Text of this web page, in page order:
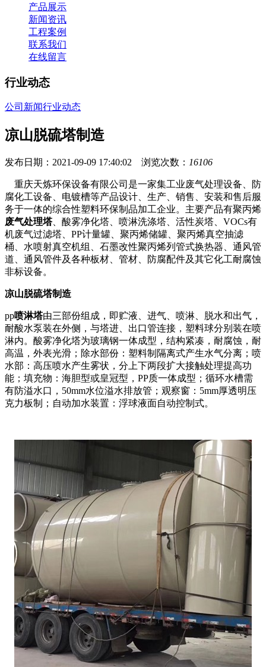
产品展示
新闻资讯
工程案例
联系我们
在线留言
行业动态
公司新闻行业动态
凉山脱硫塔制造
发布日期：2021-09-09 17:40:02 浏览次数： 16106
重庆天炼环保设备有限公司是一家集工业废气处理设备、防
腐化工设备、电镀槽等产品设计、生产、销售、安装和售后服
务于一体的综合性塑料环保制品加工企业。主要产品有聚丙烯
废气处理塔、酸雾净化塔、喷淋洗涤塔、活性炭塔、VOCs有
机废气过滤塔、PP计量罐、聚丙烯储罐、聚丙烯真空抽滤
桶、水喷射真空机组、石墨改性聚丙烯列管式换热器、通风管
道、通风管件及各种板材、管材、防腐配件及其它化工耐腐蚀
非标设备。
凉山脱硫塔制造
pp喷淋塔由三部份组成，即贮液、进气、喷淋、脱水和出气，
耐酸水泵装在外侧，与塔进、出口管连接，塑料球分别装在喷
淋内。酸雾净化塔为玻璃钢一体成型，结构紧凑，耐腐蚀，耐
高温，外表光滑；除水部份：塑料制隔离式产生水气分离；喷
水部：高压喷水产生雾状，分上下两段扩大接触处理提高功
能；填充物：海胆型或皇冠型，PP质一体成型；循环水槽需
有防溢水口，50mm水位溢水排放管；观察窗：5mm厚透明压
克力板制；自动加水装置：浮球液面自动控制式。